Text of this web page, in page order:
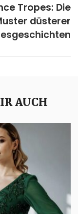
Tropes: Die
düsterer
AUCH